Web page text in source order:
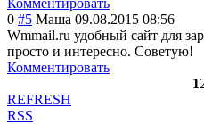
0 #5 Маша 09.08.2015 08:56
Wmmail.ru удобный сайт для
просто и интересно. Советую!
Комментировать
1
REFRESH
RSS